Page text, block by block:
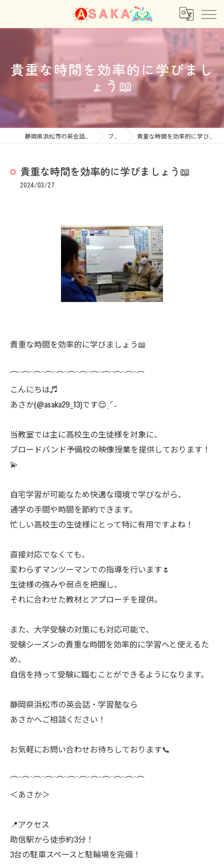
貴重な時間を効率的に学びまし
ょう📖
ブログ 貴重な時間を効率的に学びましょう📖
貴重な時間を効率的に学びましょう📖
2024/03/27
貴重な時間を効率的に学びましょう📖
⌒¨⌒¨⌒¨⌒¨⌒¨⌒¨⌒¨⌒¨⌒¨⌒¨⌒¨⌒
こんにちは♬
あさか(@asaka29_13)です😌ˎˊ˗
当教室では主に高校生の生徒様を対象に、
ブロードバンド予備校の映像授業を提供しております！
💫
自宅学習が可能なため快適な環境で学びながら、
通学の手間や時間を節約できます。
忙しい高校生の生徒様にとって特に有用ですよね！
直接対応でなくても、
変わらずマンツーマンでの指導を行います🌷
生徒様の強みや弱点を把握し、
それに合わせた教材とアプローチを提供。
また、大学受験の対策にも対応可能で、
受験シーズンの貴重な時間を効率的に学習へと使えるた
め、
自信を持って受験に臨むことができるようになります。
静岡県浜松市の英会話・学習塾なら
あさかへご相談ください！
お気軽にお問い合わせお待ちしております📞
⌒¨⌒¨⌒¨⌒¨⌒¨⌒¨⌒¨⌒¨⌒¨⌒¨⌒¨⌒
＜あさか＞
📍アクセス
助信駅から徒歩約3分！
3台の駐車スペースと駐輪場を完備！